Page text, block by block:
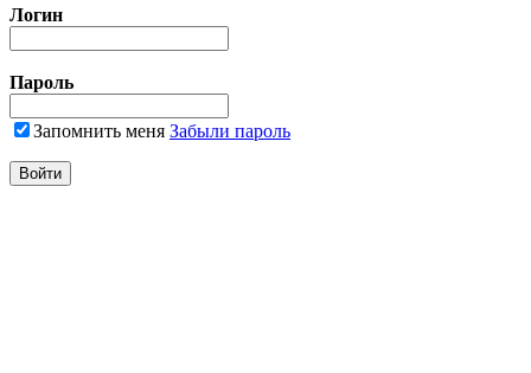
Логин
Пароль
Запомнить меня Забыли пароль